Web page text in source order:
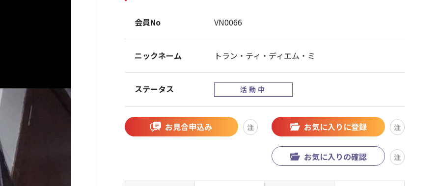
会員No VN0066
ニックネーム トラン・ティ・ディエム・ミ
ステータス 活動中
お見合申込み 注 お気に入りに登録 注
お気に入りの確認 注